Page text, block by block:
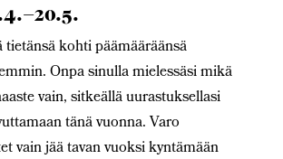
kohti päämääräänsä
Onpa sinulla mielessäsi mikä
vain, sitkeällä uurastuksellasi
tänä vuonna. Varo
vain jää tavan vuoksi kyntämään